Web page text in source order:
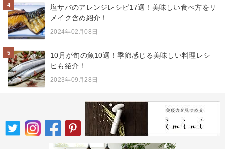
4
塩サバのアレンジレシピ17選！美味しい食べ方をリ
メイク含め紹介！
2024年02月08日
5
10月が旬の魚10選！季節感じる美味しい料理レシ
ピも紹介！
2023年09月28日